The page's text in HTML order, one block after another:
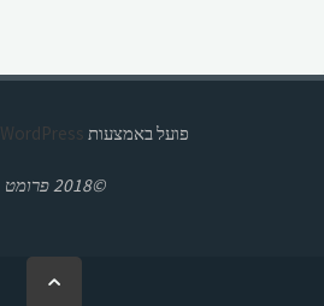
פועל באמצעות WordPress.
©2018 פרומט
בחזרה